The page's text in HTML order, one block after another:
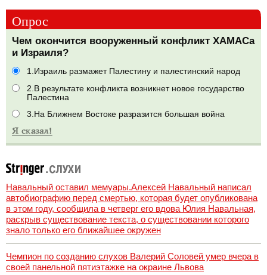
Опрос
Чем окончится вооруженный конфликт ХАМАСа
и Израиля?
1.Израиль размажет Палестину и палестинский народ
2.В результате конфликта возникнет новое государство
Палестина
3.На Ближнем Востоке разразится большая война
Навальный оставил мемуары.Алексей Навальный написал
автобиографию перед смертью, которая будет опубликована
в этом году, сообщила в четверг его вдова Юлия Навальная,
раскрыв существование текста, о существовании которого
знало только его ближайшее окружен
Чемпион по созданию слухов Валерий Соловей умер вчера в
своей панельной пятиэтажке на окраине Львова